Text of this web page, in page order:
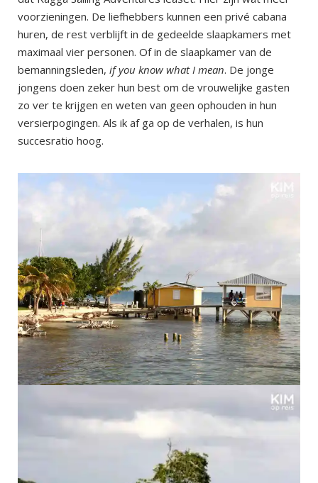
voorzieningen. De liefhebbers kunnen een privé cabana
huren, de rest verblijft in de gedeelde slaapkamers met
maximaal vier personen. Of in de slaapkamer van de
bemanningsleden, if you know what I mean. De jonge
jongens doen zeker hun best om de vrouwelijke gasten
zo ver te krijgen en weten van geen ophouden in hun
versierpogingen. Als ik af ga op de verhalen, is hun
succesratio hoog.